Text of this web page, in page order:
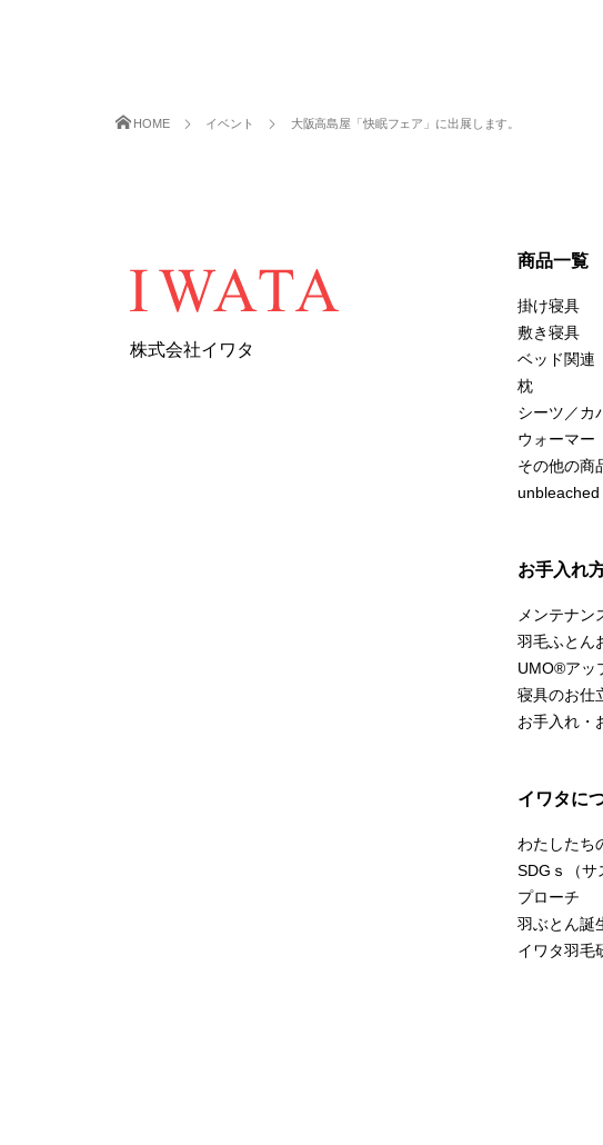
HOME イベント 大阪高島屋「快眠フェア」に出展します。
株式会社イワタ
商品一覧
掛け寝具
敷き寝具
ベッド関連
枕
シーツ／カ
ウォーマー
その他の商
unbleached
お手入れ
メンテナン
羽毛ふとん
UMO®アッ
寝具のお仕
お手入れ・
イワタに
わたしたち
SDGｓ（サ
プローチ
羽ぶとん誕
イワタ羽毛